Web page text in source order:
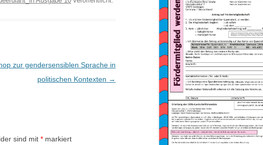
UND OSTEUROPA)
zur gendersensiblen Sprache in
politischen Kontexten →
sind mit * markiert